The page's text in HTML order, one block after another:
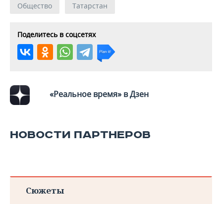
Общество Татарстан
Поделитесь в соцсетях
«Реальное время» в Дзен
НОВОСТИ ПАРТНЕРОВ
Сюжеты